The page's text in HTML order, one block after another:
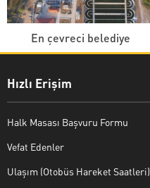
En çevreci belediye
Hızlı Erişim
Halk Masası Başvuru Formu
Vefat Edenler
Ulaşım (Otobüs Hareket Saatleri)